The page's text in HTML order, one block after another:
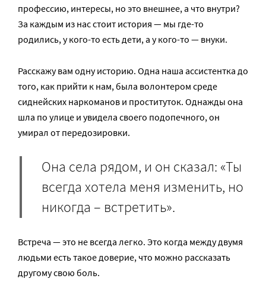
профессию, интересы, но это внешнее, а что внутри?
За каждым из нас стоит история — мы где-то
родились, у кого-то есть дети, а у кого-то — внуки.
Расскажу вам одну историю. Одна наша ассистентка до
того, как прийти к нам, была волонтером среде
сиднейских наркоманов и проституток. Однажды она
шла по улице и увидела своего подопечного, он
умирал от передозировки.
Она села рядом, и он сказал: «Ты
всегда хотела меня изменить, но
никогда – встретить».
Встреча — это не всегда легко. Это когда между двумя
людьми есть такое доверие, что можно рассказать
другому свою боль.